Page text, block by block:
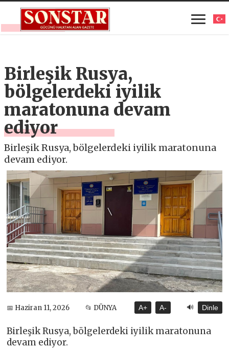
Birleşik Rusya,
bölgelerdeki iyilik
maratonuna devam
ediyor
Birleşik Rusya, bölgelerdeki iyilik maratonuna
devam ediyor.
📅 Haziran 11, 2026 📂 DÜNYA A+ A- 🔊 Dinle
Birleşik Rusya, bölgelerdeki iyilik maratonuna
devam ediyor.